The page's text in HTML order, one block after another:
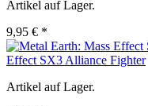
Artikel auf Lager.
9,95 € *
Effect SX3 Alliance Fighter
Artikel auf Lager.